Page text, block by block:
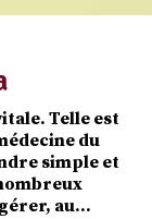
Telle est
du
simple et
au…